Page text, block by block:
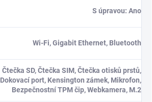
S úpravou: Ano
Wi-Fi, Gigabit Ethernet, Bluetooth
Čtečka SD, Čtečka SIM, Čtečka otisků prstů,
Dokovací port, Kensington zámek, Mikrofon,
Bezpečnostní TPM čip, Webkamera, M.2